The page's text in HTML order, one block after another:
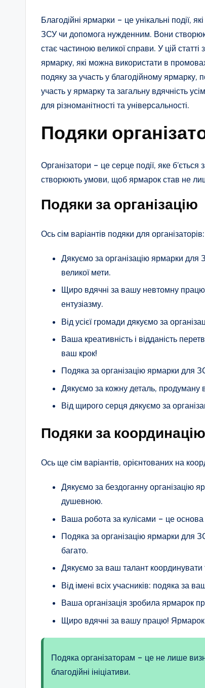
Благодійні ярмарки – це унікальні події,
ЗСУ чи допомога нужденним. Вони
стає частиною великої справи. У цій
ярмарку, які можна використати в
подяку за участь у благодійному ярмарку,
участь у ярмарку та загальну вдячність
для різноманітності та універсальності.
Подяки
Організатори – це серце події, яке б’ється
створюють умови, щоб ярмарок став не
Подяки за організацію
Ось сім варіантів подяки для організаторів:
Дякуємо за організацію ярмарки для
великої мети.
Щиро вдячні за вашу невтомну
ентузіазму.
Від усієї громади дякуємо за
Ваша креативність і відданість
ваш крок!
Подяка за організацію ярмарки для
Дякуємо за кожну деталь,
Від щирого серця дякуємо за
Подяки за координацію
Ось ще сім варіантів, орієнтованих на
Дякуємо за бездоганну організацію
душевною.
Ваша робота за кулісами – це
Подяка за організацію ярмарки для
багато.
Дякуємо за ваш талант
Від імені всіх учасників: подяка за
Ваша організація зробила ярмарок
Щиро вдячні за вашу працю! Ярмарок
Подяка організаторам – це не лише
благодійні ініціативи.